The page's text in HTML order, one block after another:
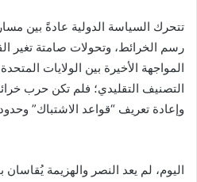
تتحرك السياسة الدولية عادةً بين
رسم الخرائط، وتحولات صامتة تغير
المواجهة الأخيرة بين الولايات
التصنيف التقليدي؛ فلم تكن حرب
وإعادة تعريف “قواعد الاشتباك”
اليوم، لم يعد النصر والهزيمة